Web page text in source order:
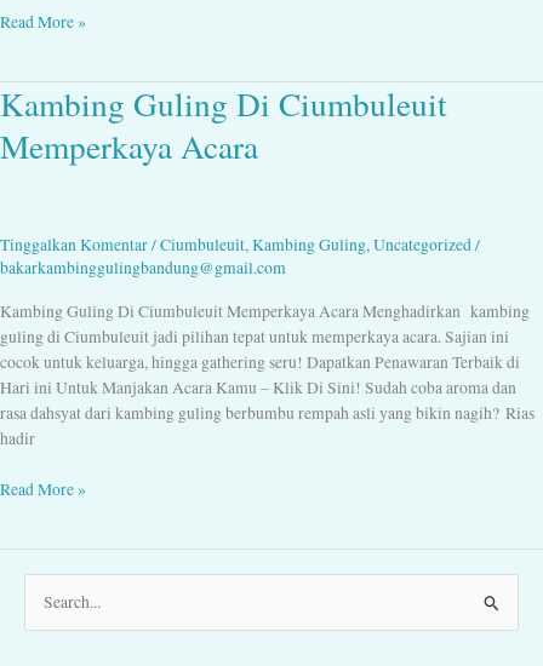
Read More »
Kambing Guling Di Ciumbuleuit
Memperkaya Acara
Tinggalkan Komentar/Ciumbuleuit, Kambing Guling, Uncategorized /
bakarkambinggulingbandung@gmail.com
Kambing Guling Di Ciumbuleuit Memperkaya Acara Menghadirkan kambing
guling di Ciumbuleuit jadi pilihan tepat untuk memperkaya acara. Sajian ini
cocok untuk keluarga, hingga gathering seru! Dapatkan Penawaran Terbaik di
Hari ini Untuk Manjakan Acara Kamu – Klik Di Sini! Sudah coba aroma dan
rasa dahsyat dari kambing guling berbumbu rempah asli yang bikin nagih? Rias
hadir
Kambing
Guling
Di
Ciumbuleuit
Read More »